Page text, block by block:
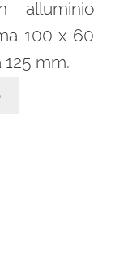
alluminio
100 x 60
mm.